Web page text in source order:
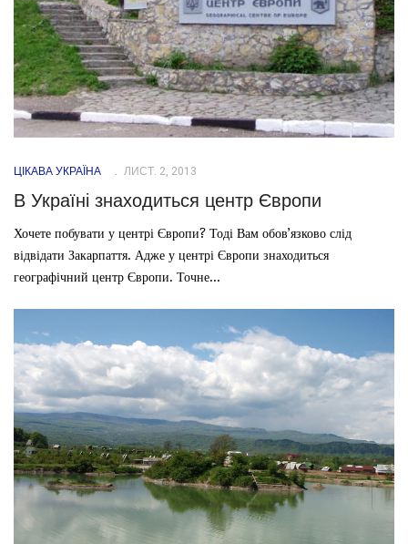
ЦІКАВА УКРАЇНА ЛИСТ. 2, 2013
В Україні знаходиться центр Європи
Хочете побувати у центрі Європи? Тоді Вам обов’язково слід
відвідати Закарпаття. Адже у центрі Європи знаходиться
географічний центр Європи. Точне...